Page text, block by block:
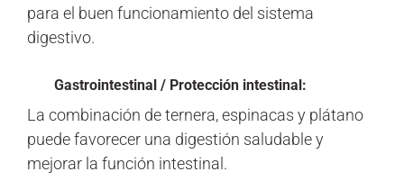
para el buen funcionamiento del sistema
digestivo.
Gastrointestinal / Protección intestinal:
La combinación de ternera, espinacas y plátano
puede favorecer una digestión saludable y
mejorar la función intestinal.